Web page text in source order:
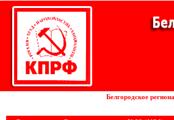
Белгородское